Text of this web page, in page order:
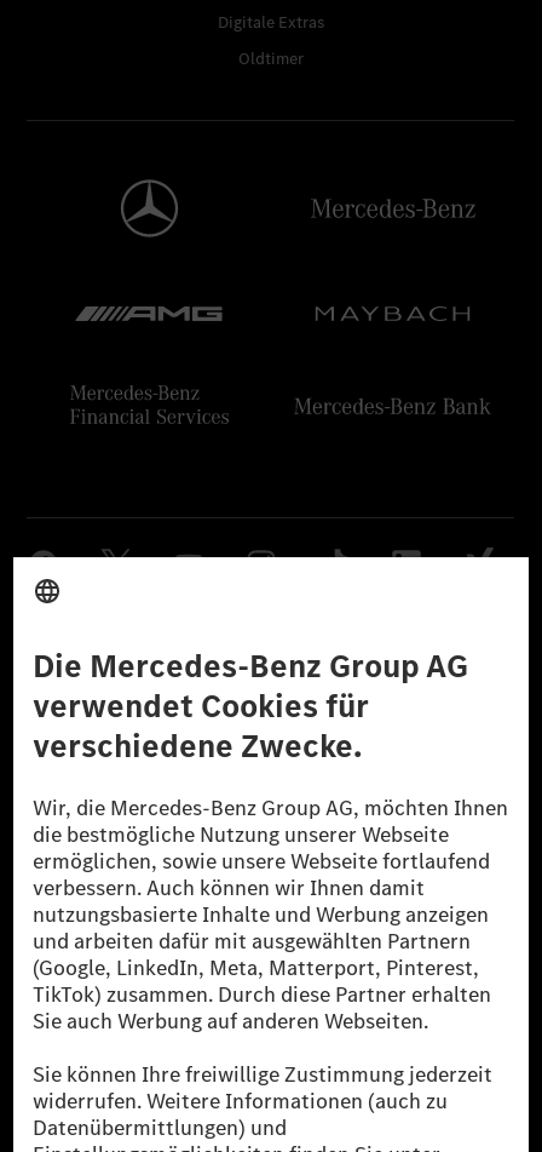
Digitale Extras
Oldtimer
Datenschutz Lizenzhinweise Dritter Barrierefreiheit
© 2026 Mercedes-Benz Group AG. Alle Rechte vorbehalten.
[1] Bilanziell CO₂-neutral bedeutet, dass nicht vermiedene oder nicht
reduzierte CO₂-Emissionen bei der Mercedes-Benz Group durch
zertifizierte Ausgleichsprojekte kompensiert werden.
[2] Renewable Charging ist ein integraler Bestandteil von MB.CHARGE
Public in Europa, den USA, Kanada und China. Sofern an der jeweiligen
Ladestation noch kein Strom aus erneuerbaren Energien vorliegt,
verwendet Renewable Charging Grünstromzertifikate*. Diese stellen
sicher, dass für Ladevorgänge über MB.CHARGE Public eine äquivalente
Strommenge aus erneuerbaren Energien ins Stromnetz eingespeist wird.
als sechs Jahre sind.
* Inkl. EKOenergy Ökolabel
* Die angegebenen Werte wurden nach dem vorgeschriebenen
Messverfahren WLTP (Worldwide harmonised Light vehicles Test